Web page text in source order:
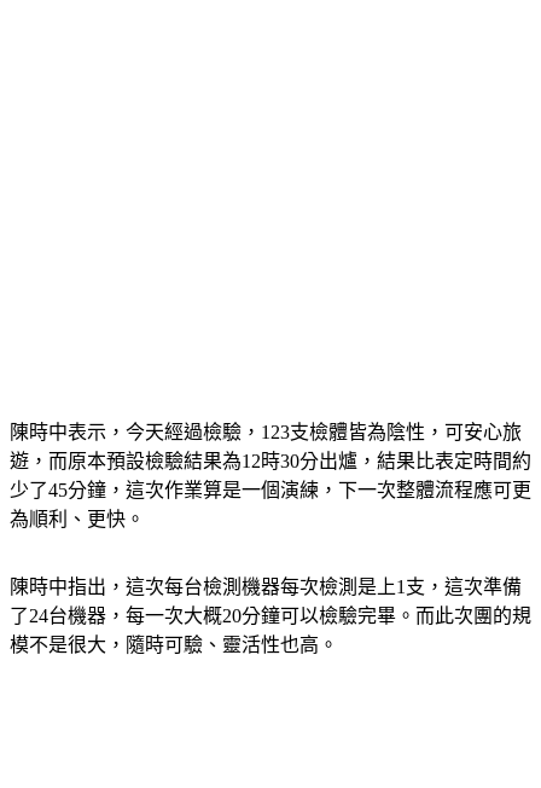
陳時中表示，今天經過檢驗，123支檢體皆為陰性，可安心旅
遊，而原本預設檢驗結果為12時30分出爐，結果比表定時間約
少了45分鐘，這次作業算是一個演練，下一次整體流程應可更
為順利、更快。
陳時中指出，這次每台檢測機器每次檢測是上1支，這次準備
了24台機器，每一次大概20分鐘可以檢驗完畢。而此次團的規
模不是很大，隨時可驗、靈活性也高。